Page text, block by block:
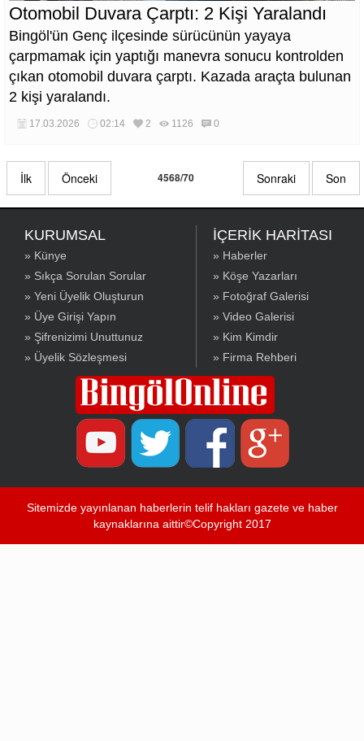
Otomobil Duvara Çarptı: 2 Kişi Yaralandı
Bingöl'ün Genç ilçesinde sürücünün yayaya
çarpmamak için yaptığı manevra sonucu kontrolden
çıkan otomobil duvara çarptı. Kazada araçta bulunan
2 kişi yaralandı.
17.03.2026 02:14 2 1126 0
İlk Önceki 4568/70 Sonraki Son
KURUMSAL
» Künye
» Sıkça Sorulan Sorular
» Yeni Üyelik Oluşturun
» Üye Girişi Yapın
» Şifrenizimi Unuttunuz
» Üyelik Sözleşmesi
İÇERİK HARİTASI
» Haberler
» Köşe Yazarları
» Fotoğraf Galerisi
» Video Galerisi
» Kim Kimdir
» Firma Rehberi
Sitemizde yayınlanan haberlerin telif hakları gazete ve haber
kaynaklarına aittir©Copyright 2017